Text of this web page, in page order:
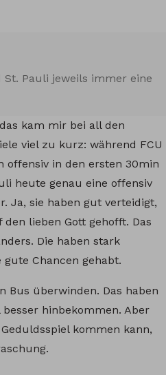
St. Pauli jeweils immer eine
kam mir bei all den
viel zu kurz: während FCU
offensiv in den ersten 30min
heute genau eine offensiv
Ja, sie haben gut verteidigt,
lieben Gott gehofft. Das
Die haben stark
Chancen gehabt.
Bus überwinden. Das haben
hinbekommen. Aber
kommen kann,